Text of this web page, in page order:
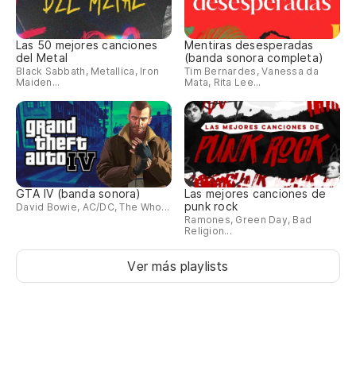
Las 50 mejores canciones
del Metal
Black Sabbath, Metallica, Iron
Maiden...
Mentiras desesperadas
(banda sonora completa)
Tim Bernardes, Vanessa da
Mata, Rita Lee...
GTA IV (banda sonora)
David Bowie, AC/DC, The Who...
Las mejores canciones de
punk rock
Ramones, Green Day, Bad
Religion...
Ver más playlists